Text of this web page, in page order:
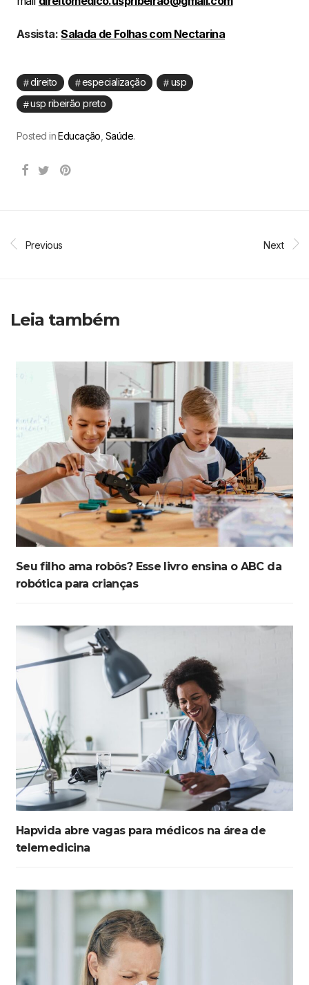
Assista: Salada de Folhas com Nectarina
direito especialização
usp
usp ribeirão preto
Posted inEducação Saúde.
Previous Next
Leia também
Seu filho ama robôs? Esse livro ensina o ABC da
robótica para crianças
Hapvida abre vagas para médicos na área de
telemedicina